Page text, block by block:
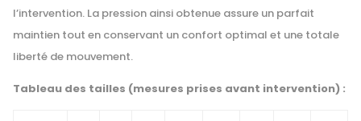
l’intervention. La pression ainsi obtenue assure un parfait
maintien tout en conservant un confort optimal et une totale
liberté de mouvement.
Tableau des tailles (mesures prises avant intervention) :